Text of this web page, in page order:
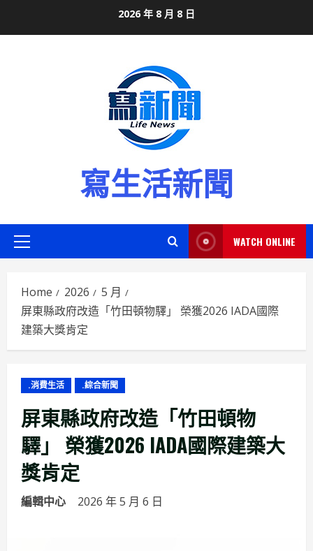
2026 年 8 月 8 日
寫生活新聞
Primary
WATCH ONLINE
Home 2026
5 月
屏東縣政府改造「竹田頓物驛」 榮獲2026 IADA國際
建築大獎肯定
.消費生活 .綜合新聞
屏東縣政府改造「竹田頓物
驛」 榮獲2026 IADA國際建築大
獎肯定
編輯中心 2026 年 5 月 6 日